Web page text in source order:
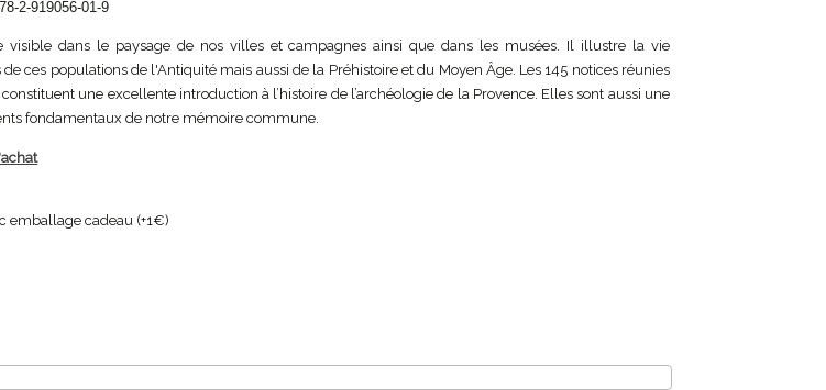
2-919056-01-9
visible dans le paysage de nos villes et campagnes ainsi que dans les musées. Il illustre la vie
ces populations de l'Antiquité mais aussi de la Préhistoire et du Moyen Âge. Les 145 notices réunies
une excellente introduction à l’histoire de l’archéologie de la Provence. Elles sont aussi une
fondamentaux de notre mémoire commune.
emballage cadeau (+1€)